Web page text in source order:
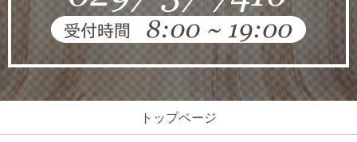
トップページ